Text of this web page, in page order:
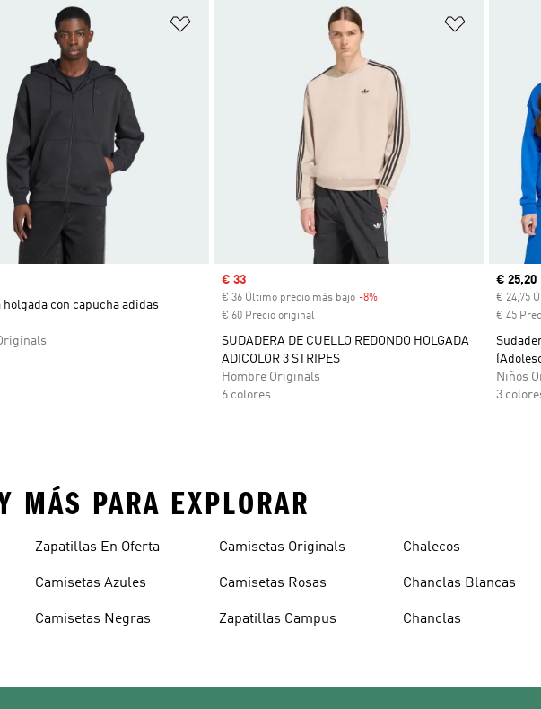
de deseos Añadir a la lista de deseos
holgada con capucha adidas
Añadir a la
Precio de venta
€ 33
€ 36 Último precio más bajo -8%
€ 60 Precio original
SUDADERA DE CUELLO REDONDO HOLGADA
ADICOLOR 3 STRIPES
Hombre Originals
6 colores
Precio
€ 25,20
€ 24,75
€ 45
Niños
3
MÁS PARA EXPLORAR
Zapatillas En Oferta
Camisetas Azules
Camisetas Negras
Camisetas Originals
Camisetas Rosas
Zapatillas Campus
Chalecos
Chanclas Blancas
Chanclas